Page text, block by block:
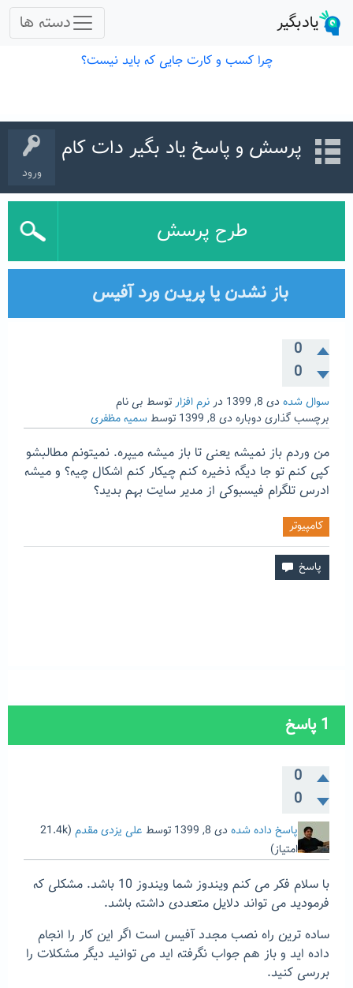
ورود
پرسش و پاسخ یاد بگیر دات کام
طرح پرسش
باز نشدن یا پریدن ورد آفیس
0
0
سوال شده دی 8, 1399 درنرم افزارتوسط بی نام
برچسب گذاری دوباره دی 8, 1399 توسط سمیه مظفری
من وردم باز نمیشه یعنی تا باز میشه میپره. نمیتونم مطالبشو
کپی کنم تو جا دیگه ذخیره کنم چیکار کنم اشکال چیه؟ و میشه
ادرس تلگرام فیسبوکی از مدیر سایت بهم بدید؟
کامپیوتر
1پاسخ
0
0
پاسخ داده شده دی 8, 1399 توسط علی یزدی مقدم (
21.4k
امتیاز)
با سلام فکر می کنم ویندوز شما ویندوز 10 باشد. مشکلی که
فرمودید می تواند دلایل متعددی داشته باشد.
ساده ترین راه نصب مجدد آفیس است اگر این کار را انجام
داده اید و باز هم جواب نگرفته اید می توانید دیگر مشکلات را
بررسی کنید.